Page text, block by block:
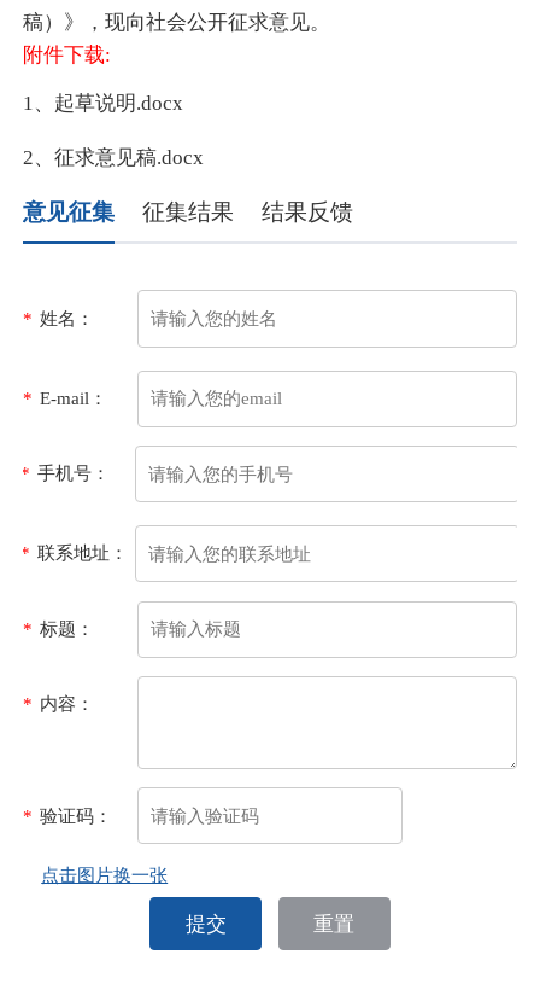
稿）》，现向社会公开征求意见。
附件下载:
1、起草说明.docx
2、征求意见稿.docx
意见征集 征集结果 结果反馈
* 姓名：
* E-mail：
* 手机号：
* 联系地址：
* 标题：
* 内容：
* 验证码：
点击图片换一张
提交 重置